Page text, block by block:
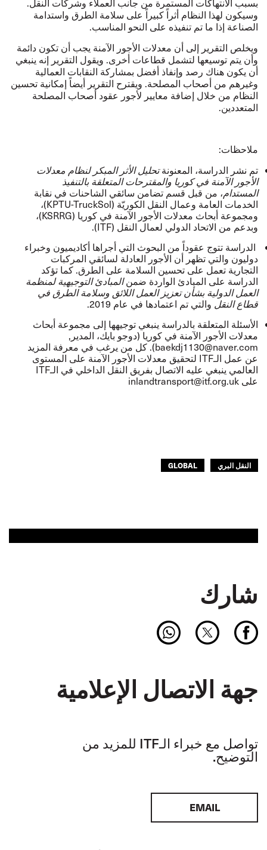
بسبب الانتهاكات المستمرة من جانب العملاء وشركات النقل.
وسيكون لهذا النظام أثراً كبيراً على سلامة الطرق واستدامة
الصناعة إذا ما تم تنفيذه على النحو المناسب.
ويخلص التقرير إلى أن معدلات الأجور الآمنة يجب أن تكون دائمة
وأن يتم توسيعها لتشمل قطاعات أخرى. ويقول التقرير إنه ينبغي
أن يكون هناك رصد وإنفاذ أفضل بمشاركة النقابات العمالية
وغيرهم من أصحاب المصلحة. ويقترح التقرير أيضاً إمكانية تحسين
النظام من خلال إضافة معايير لأجور عقود أصحاب المصلحة
المتعددين.
ملاحظات:
تم نشر الدراسة، المعنونةتحليل الأثر المبكر لنظام معدلات
الأجور الآمنة في كوريا والمقترحات المتعلقة بالتنفيذ
المستدام، من قبل قسم تضامن سائقي الشاحنات في نقابة
الخدمات العامة وعمال النقل الكوريّة (KPTU-TruckSol)،
ومجموعة أبحاث معدلات الأجور الآمنة في كوريا (KSRRG)،
وبدعم من الاتحاد الدولي لعمال النقل (ITF).
الدراسة تتوج عقوداً من البحوث التي أجراها أكاديميون وخبراء
دوليون والتي تظهر أن الأجور العادلة لسائقي المركبات
التجارية تعمل على تحسين السلامة على الطرق. كما تؤكد
الدراسة على المبادئ الواردة ضمن المبادئ التوجيهية لمنظمة
العمل الدولية بشأن تعزيز العمل اللائق وسلامة الطرق في
قطاع النقل والتي تم اعتمادها في عام 2019.
الأسئلة المتعلقة بالدراسة ينبغي توجيهها إلى مجموعة أبحاث
معدلات الأجور الآمنة في كوريا (دوجو بايك، المدير,
baekdj1130@naver.com). كل من يرغب في معرفة المزيد
عن عمل الـITF لتحقيق معدلات الأجور الآمنة على المستوى
العالمي ينبغي عليه الاتصال بفريق النقل الداخلي في الـITF
على inlandtransport@itf.org.uk
النقل البري GLOBAL
شارك
جهة الاتصال الإعلامية
تواصل مع خبراء الـITF للمزيد من
التوضيح.
EMAIL